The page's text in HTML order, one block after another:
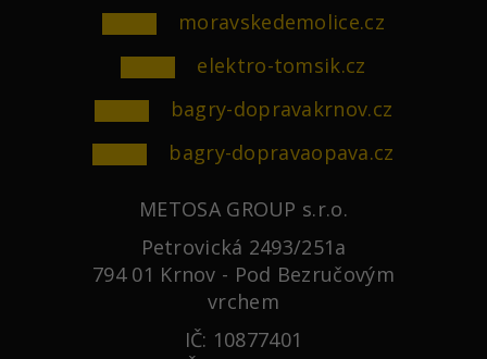
moravskedemolice.cz
elektro-tomsik.cz
bagry-dopravakrnov.cz
bagry-dopravaopava.cz
METOSA GROUP s.r.o.
Petrovická 2493/251a
794 01 Krnov - Pod Bezručovým
vrchem
IČ: 10877401